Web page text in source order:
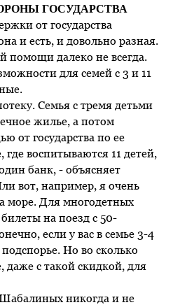
ГОСУДАРСТВА
от государства
и есть, и довольно разная.
помощи далеко не всегда.
для семей с 3 и 11
Семья с тремя детьми
жилье, а потом
от государства по ее
воспитываются 11 детей,
банк, - объясняет
вот, например, я очень
море. Для многодетных
на поезд с 50-
если у вас в семье 3-4
Но во сколько
даже с такой скидкой, для
никогда и не